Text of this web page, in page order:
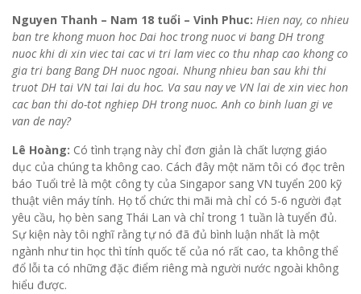
Nguyen Thanh – Nam 18 tuổi – Vinh Phuc: Hien nay, co nhieu
ban tre khong muon hoc Dai hoc trong nuoc vi bang DH trong
nuoc khi di xin viec tai cac vi tri lam viec co thu nhap cao khong co
gia tri bang Bang DH nuoc ngoai. Nhung nhieu ban sau khi thi
truot DH tai VN tai lai du hoc. Va sau nay ve VN lai de xin viec hon
cac ban thi do-tot nghiep DH trong nuoc. Anh co binh luan gi ve
van de nay?
Lê Hoàng: Có tình trạng này chỉ đơn giản là chất lượng giáo
dục của chúng ta không cao. Cách đây một năm tôi có đọc trên
báo Tuổi trẻ là một công ty của Singapor sang VN tuyển 200 kỹ
thuật viên máy tính. Họ tổ chức thi mãi mà chỉ có 5-6 người đạt
yêu cầu, họ bèn sang Thái Lan và chỉ trong 1 tuần là tuyển đủ.
Sự kiện này tôi nghĩ rằng tự nó đã đủ bình luận nhất là một
ngành như tin học thì tính quốc tế của nó rất cao, ta không thể
đổ lỗi ta có những đặc điểm riêng mà người nước ngoài không
hiểu được.